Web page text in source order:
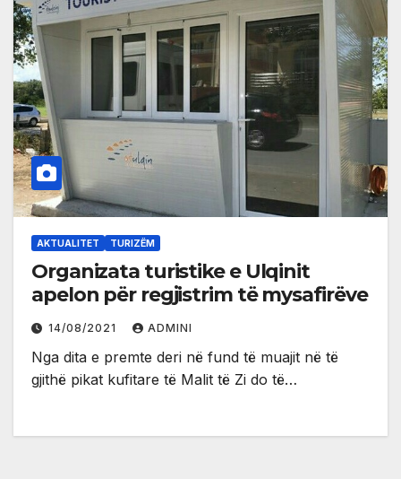
AKTUALITET TURIZËM
Organizata turistike e Ulqinit
apelon për regjistrim të mysafirëve
14/08/2021 ADMINI
Nga dita e premte deri në fund të muajit në të
gjithë pikat kufitare të Malit të Zi do të…